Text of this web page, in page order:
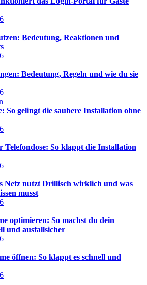
Bedeutung, Reaktionen und
Bedeutung, Regeln und wie du sie
So gelingt die saubere Installation ohne
Telefondose: So klappt die Installation
Netz nutzt Drillisch wirklich und was
musst
optimieren: So machst du dein
und ausfallsicher
öffnen: So klappt es schnell und